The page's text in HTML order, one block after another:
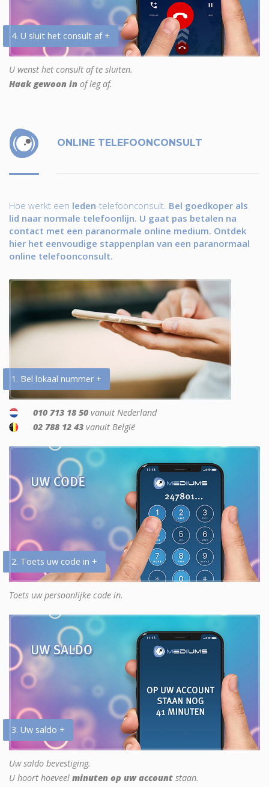
4. U sluit het consult af +
U wenst het consult af te sluiten.
Haak gewoon in of leg af.
ONLINE TELEFOONCONSULT
Hoe werkt een leden-telefoonconsult. Bel goedkoper als
lid naar normale telefoonlijn. U gaat pas betalen na
contact met een paranormale online medium. Ontdek
hier het eenvoudige stappenplan van een paranormaal
online telefoonconsult.
1. Bel lokaal nummer +
010 713 18 50 vanuit Nederland
02 788 12 43 vanuit België
2. Toets uw code in +
Toets uw persoonlijke code in.
3. Uw saldo +
Uw saldo bevestiging.
U hoort hoeveel minuten op uw account staan.